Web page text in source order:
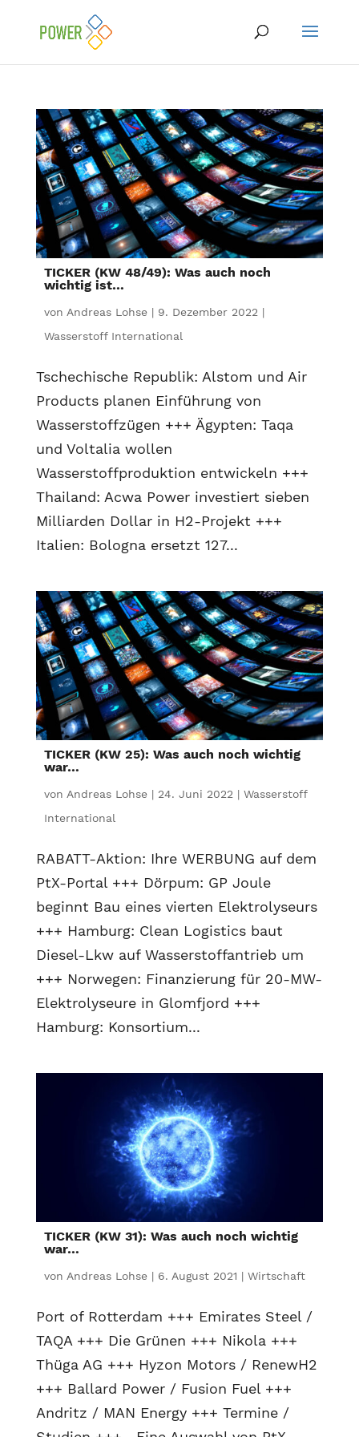
TICKER (KW 48/49): Was auch noch
wichtig ist…
von Andreas Lohse| 9. Dezember 2022 |
Wasserstoff International
Tschechische Republik: Alstom und Air
Products planen Einführung von
Wasserstoffzügen +++ Ägypten: Taqa
und Voltalia wollen
Wasserstoffproduktion entwickeln +++
Thailand: Acwa Power investiert sieben
Milliarden Dollar in H2-Projekt +++
Italien: Bologna ersetzt 127...
TICKER (KW 25): Was auch noch wichtig
war…
von Andreas Lohse| 24. Juni 2022 | Wasserstoff
International
RABATT-Aktion: Ihre WERBUNG auf dem
PtX-Portal +++ Dörpum: GP Joule
beginnt Bau eines vierten Elektrolyseurs
+++ Hamburg: Clean Logistics baut
Diesel-Lkw auf Wasserstoffantrieb um
+++ Norwegen: Finanzierung für 20-MW-
Elektrolyseure in Glomfjord +++
Hamburg: Konsortium...
TICKER (KW 31): Was auch noch wichtig
war…
von Andreas Lohse| 6. August 2021 | Wirtschaft
Port of Rotterdam +++ Emirates Steel /
TAQA +++ Die Grünen +++ Nikola +++
Thüga AG +++ Hyzon Motors / RenewH2
+++ Ballard Power / Fusion Fuel +++
Andritz / MAN Energy +++ Termine /